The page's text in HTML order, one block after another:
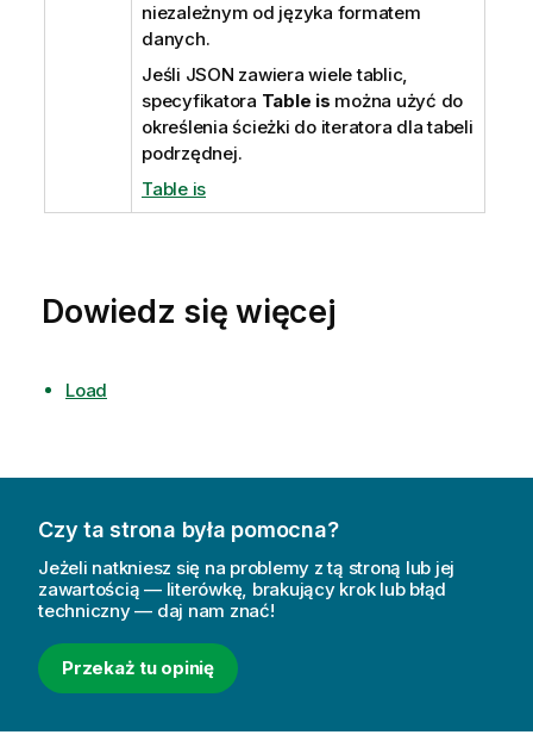
niezależnym od języka formatem
danych.
Jeśli JSON zawiera wiele tablic,
specyfikatora Table is można użyć do
określenia ścieżki do iteratora dla tabeli
podrzędnej.
Table is
Dowiedz się więcej
Load
Czy ta strona była pomocna?
Jeżeli natkniesz się na problemy z tą stroną lub jej
zawartością — literówkę, brakujący krok lub błąd
techniczny — daj nam znać!
Przekaż tu opinię